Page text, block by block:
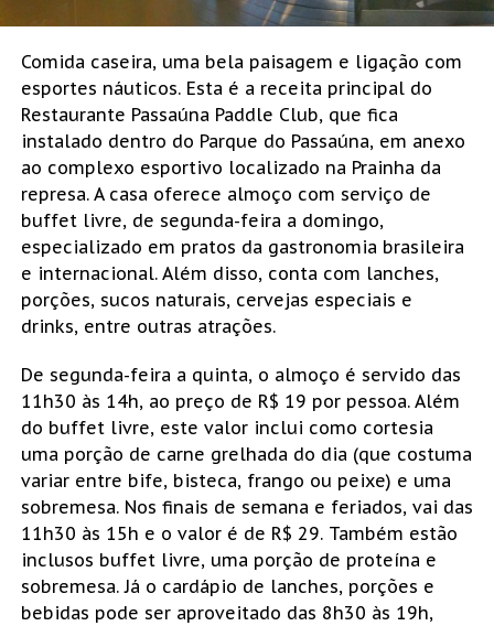
Comida caseira, uma bela paisagem e ligação com
esportes náuticos. Esta é a receita principal do
Restaurante Passaúna Paddle Club, que fica
instalado dentro do Parque do Passaúna, em anexo
ao complexo esportivo localizado na Prainha da
represa. A casa oferece almoço com serviço de
buffet livre, de segunda-feira a domingo,
especializado em pratos da gastronomia brasileira
e internacional. Além disso, conta com lanches,
porções, sucos naturais, cervejas especiais e
drinks, entre outras atrações.
De segunda-feira a quinta, o almoço é servido das
11h30 às 14h, ao preço de R$ 19 por pessoa. Além
do buffet livre, este valor inclui como cortesia
uma porção de carne grelhada do dia (que costuma
variar entre bife, bisteca, frango ou peixe) e uma
sobremesa. Nos finais de semana e feriados, vai das
11h30 às 15h e o valor é de R$ 29. Também estão
inclusos buffet livre, uma porção de proteína e
sobremesa. Já o cardápio de lanches, porções e
bebidas pode ser aproveitado das 8h30 às 19h,